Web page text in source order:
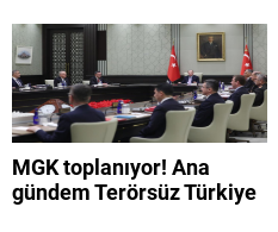
MGK toplanıyor! Ana
gündem Terörsüz Türkiye